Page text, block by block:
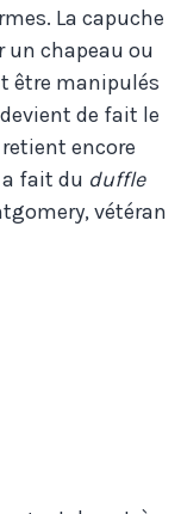
La capuche
un chapeau ou
être manipulés
de fait le
encore
fait du duffle
vétéran